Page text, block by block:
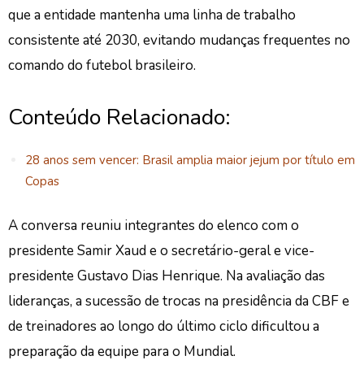
que a entidade mantenha uma linha de trabalho
consistente até 2030, evitando mudanças frequentes no
comando do futebol brasileiro.
Conteúdo Relacionado:
28 anos sem vencer: Brasil amplia maior jejum por título em
Copas
A conversa reuniu integrantes do elenco com o
presidente Samir Xaud e o secretário-geral e vice-
presidente Gustavo Dias Henrique. Na avaliação das
lideranças, a sucessão de trocas na presidência da CBF e
de treinadores ao longo do último ciclo dificultou a
preparação da equipe para o Mundial.